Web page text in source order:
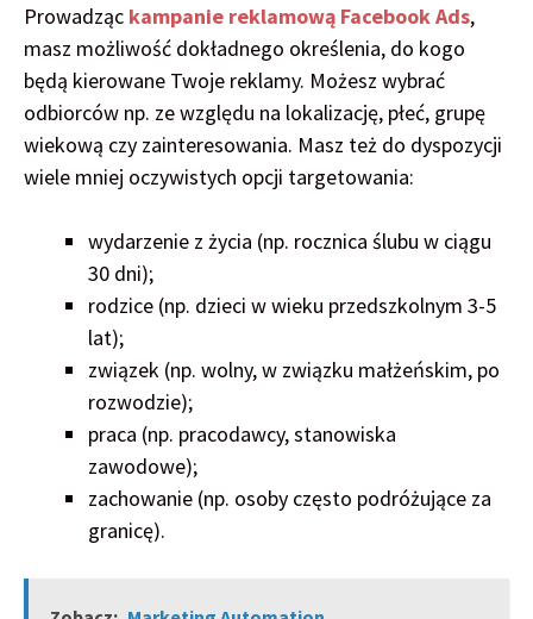
Prowadząc kampanie reklamową Facebook Ads,
masz możliwość dokładnego określenia, do kogo
będą kierowane Twoje reklamy. Możesz wybrać
odbiorców np. ze względu na lokalizację, płeć, grupę
wiekową czy zainteresowania. Masz też do dyspozycji
wiele mniej oczywistych opcji targetowania:
wydarzenie z życia (np. rocznica ślubu w ciągu
30 dni);
rodzice (np. dzieci w wieku przedszkolnym 3-5
lat);
związek (np. wolny, w związku małżeńskim, po
rozwodzie);
praca (np. pracodawcy, stanowiska
zawodowe);
zachowanie (np. osoby często podróżujące za
granicę).